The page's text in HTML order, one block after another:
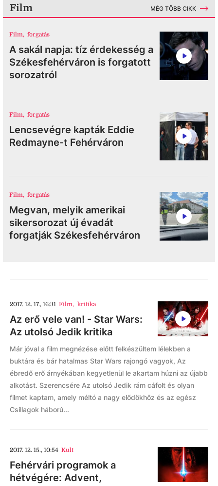
Film MÉG TÖBB CIKK
Film, forgatás
A sakál napja: tíz érdekesség a
Székesfehérváron is forgatott
sorozatról
Film, forgatás
Lencsevégre kapták Eddie
Redmayne-t Fehérváron
Film, forgatás
Megvan, melyik amerikai
sikersorozat új évadát
forgatják Székesfehérváron
2017. 12. 17., 16:31 Film, kritika
Az erő vele van! - Star Wars:
Az utolsó Jedik kritika
Már jóval a film megnézése előtt felkészültem lélekben a
buktára és bár hatalmas Star Wars rajongó vagyok, Az
ébredő erő árnyékában kegyetlenül le akartam húzni az újabb
alkotást. Szerencsére Az utolsó Jedik rám cáfolt és olyan
filmet kaptam, amely méltó a nagy elődökhöz és az egész
Csillagok háború...
2017. 12. 15., 10:54 Kult
Fehérvári programok a
hétvégére: Advent,